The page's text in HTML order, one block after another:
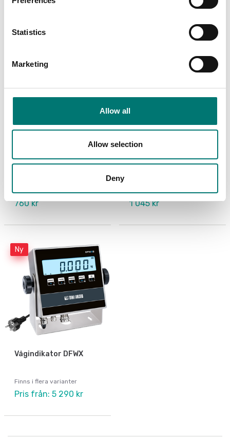
Statistics
Marketing
Allow all
Allow selection
Deny
Uppladdningsbart
760 kr
USB Kit för DT33
1 045 kr
Ny
Vågindikator DFWX
Finns i flera varianter
Pris från: 5 290 kr